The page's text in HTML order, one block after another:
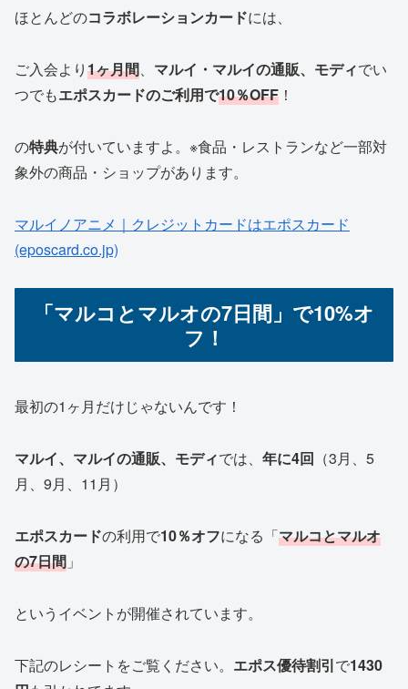
ほとんどのコラボレーションカードには、
ご入会より1ヶ月間、 マルイ・マルイの通販、モディでい
つでもエポスカードのご利用で10％OFF ！
の特典が付いていますよ。※食品・レストランなど一部対
象外の商品・ショップがあります。
マルイノアニメ｜クレジットカードはエポスカード
(eposcard.co.jp)
「マルコとマルオの7日間」で10%オ
フ！
最初の1ヶ月だけじゃないんです！
マルイ、マルイの通販、モディでは、 年に4回 （3月、5
月、9月、11月）
エポスカードの利用で10％オフになる「マルコとマルオ
の7日間 」
というイベントが開催されています。
下記のレシートをご覧ください。 エポス優待割引で1430